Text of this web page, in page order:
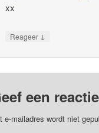
xx
Reageer ↓
een reactie
e-mailadres wordt niet